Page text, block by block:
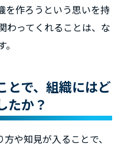
を作ろうという思いを持
わってくれることは、な
とで、組織にはど
たか？
や知見が入ることで、